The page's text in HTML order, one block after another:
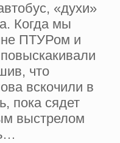
«духи»
Когда мы
ПТУРом и
что
вскочили в
пока сядет
выстрелом